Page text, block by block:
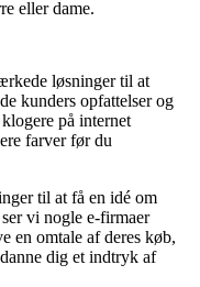
eller dame.
løsninger til at
kunders opfattelser og
på internet
farver før du
til at få en idé om
vi nogle e-firmaer
en omtale af deres køb,
dig et indtryk af